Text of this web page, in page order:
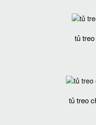
tủ
tủ treo